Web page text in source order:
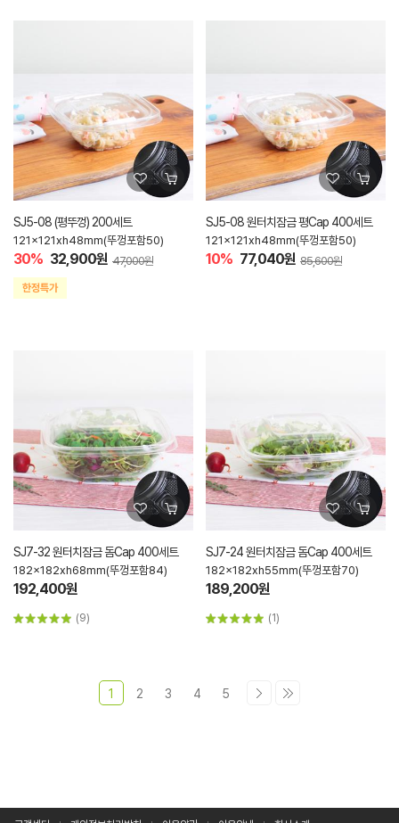
SJ5-08 (평뚜껑) 200세트
121x121xh48mm(뚜껑포함50)
30% 32,900원 47,000원
SJ5-08 원터치잠금 평Cap 400세트
121x121xh48mm(뚜껑포함50)
10% 77,040원 85,600원
SJ7-32 원터치잠금 돔Cap 400세트
182x182xh68mm(뚜껑포함84)
192,400원
(9)
SJ7-24 원터치잠금 돔Cap 400세트
182x182xh55mm(뚜껑포함70)
189,200원
(1)
1 2 3 4 5